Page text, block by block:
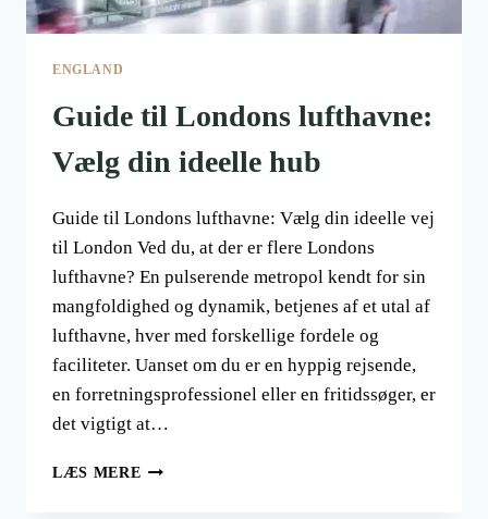
ENGLAND
Guide til Londons lufthavne:
Vælg din ideelle hub
Guide til Londons lufthavne: Vælg din ideelle vej
til London Ved du, at der er flere Londons
lufthavne? En pulserende metropol kendt for sin
mangfoldighed og dynamik, betjenes af et utal af
lufthavne, hver med forskellige fordele og
faciliteter. Uanset om du er en hyppig rejsende,
en forretningsprofessionel eller en fritidssøger, er
det vigtigt at…
LÆS MERE GUIDE